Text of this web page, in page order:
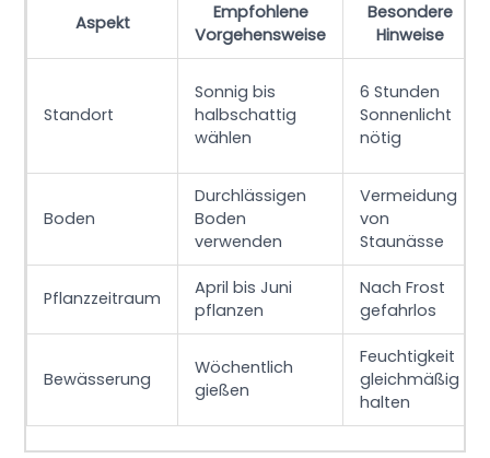
Aspekt
Empfohlene
Vorgehensweise
Besondere
Hinweise
Standort
Sonnig bis
halbschattig
wählen
6 Stunden
Sonnenlicht
nötig
Boden
Durchlässigen
Boden
verwenden
Vermeidung
von
Staunässe
Pflanzzeitraum
April bis Juni
pflanzen
Nach Frost
gefahrlos
Bewässerung
Wöchentlich
gießen
Feuchtigkeit
gleichmäßig
halten